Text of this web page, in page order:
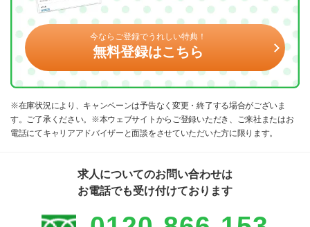
今ならご登録でうれしい特典！
無料登録はこちら
※在庫状況により、キャンペーンは予告なく変更・終了する場合がございま
す。ご了承ください。※本ウェブサイトからご登録いただき、ご来社またはお
電話にてキャリアアドバイザーと面談をさせていただいた方に限ります。
求人についてのお問い合わせは
お電話でも受け付けております